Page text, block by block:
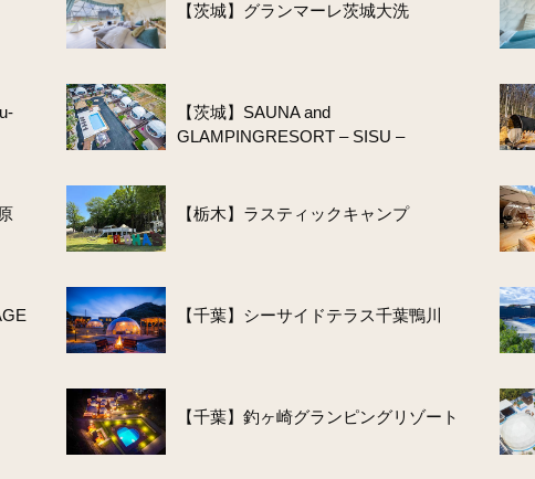
【茨城】グランマーレ茨城大洗
【茨城】SAUNA and
GLAMPINGRESORT – SISU –
【栃木】ラスティックキャンプ
【千葉】シーサイドテラス千葉鴨川
【千葉】釣ヶ崎グランピングリゾート